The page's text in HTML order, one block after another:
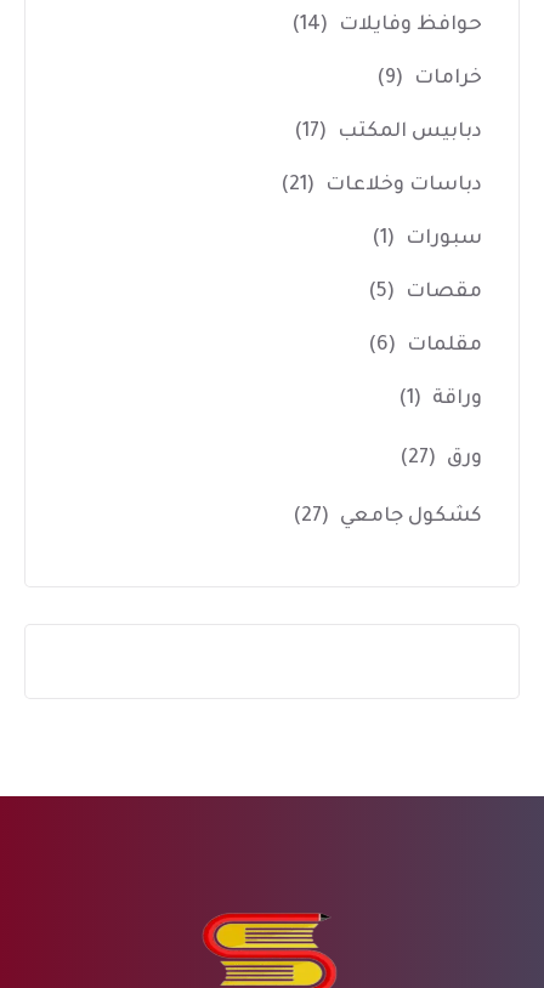
حوافظ وفايلات (14)
خرامات (9)
دبابيس المكتب (17)
دباسات وخلاعات (21)
سبورات (1)
مقصات (5)
مقلمات (6)
وراقة (1)
ورق (27)
كشكول جامعي (27)